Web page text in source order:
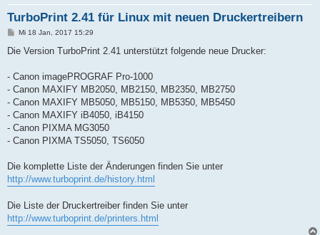
TurboPrint 2.41 für Linux mit neuen Druckertreibern
B
i
a
Mi 18 Jan, 2017 15:29
Die Version TurboPrint 2.41 unterstützt folgende neue Drucker:
- Canon imagePROGRAF Pro-1000
- Canon MAXIFY MB2050, MB2150, MB2350, MB2750
- Canon MAXIFY MB5050, MB5150, MB5350, MB5450
- Canon MAXIFY iB4050, iB4150
- Canon PIXMA MG3050
- Canon PIXMA TS5050, TS6050
Die komplette Liste der Änderungen finden Sie unter
http://www.turboprint.de/history.html
Die Liste der Druckertreiber finden Sie unter
http://www.turboprint.de/printers.html